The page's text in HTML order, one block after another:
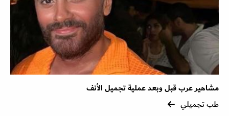
مشاهير عرب قبل وبعد عملية تجميل الأنف
طب تجميلي